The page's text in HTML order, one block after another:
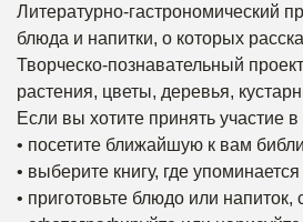
Литературно-гастрономический
блюда и напитки, о которых
Творческо-познавательный
растения, цветы, деревья,
Если вы хотите принять участие в
• посетите ближайшую к вам
• выберите книгу, где
• приготовьте блюдо или